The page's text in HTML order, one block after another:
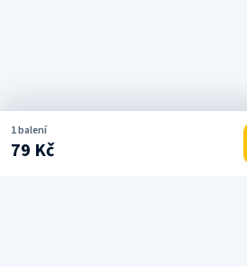
1 balení
79 Kč